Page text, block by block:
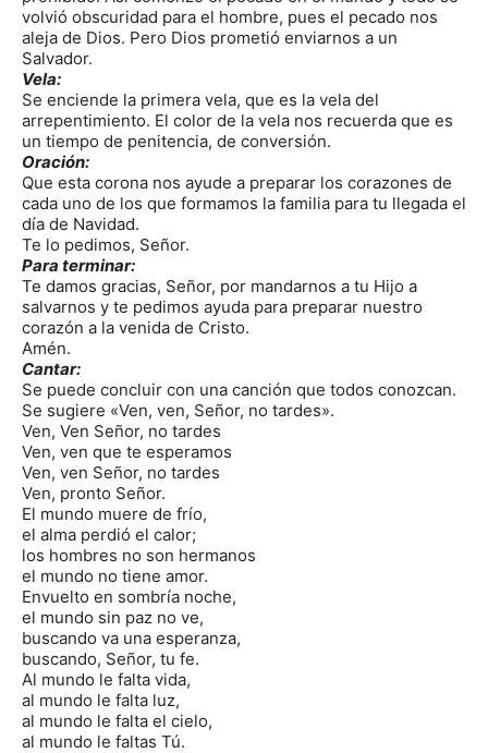
volvió obscuridad para el hombre, pues el pecado nos
aleja de Dios. Pero Dios prometió enviarnos a un
Salvador.
Vela:
Se enciende la primera vela, que es la vela del
arrepentimiento. El color de la vela nos recuerda que es
un tiempo de penitencia, de conversión.
Oración:
Que esta corona nos ayude a preparar los corazones de
cada uno de los que formamos la familia para tu llegada el
día de Navidad.
Te lo pedimos, Señor.
Para terminar:
Te damos gracias, Señor, por mandarnos a tu Hijo a
salvarnos y te pedimos ayuda para preparar nuestro
corazón a la venida de Cristo.
Amén.
Cantar:
Se puede concluir con una canción que todos conozcan.
Se sugiere «Ven, ven, Señor, no tardes».
Ven, Ven Señor, no tardes
Ven, ven que te esperamos
Ven, ven Señor, no tardes
Ven, pronto Señor.
El mundo muere de frío,
el alma perdió el calor;
los hombres no son hermanos
el mundo no tiene amor.
Envuelto en sombría noche,
el mundo sin paz no ve,
buscando va una esperanza,
buscando, Señor, tu fe.
Al mundo le falta vida,
al mundo le falta luz,
al mundo le falta el cielo,
al mundo le faltas Tú.